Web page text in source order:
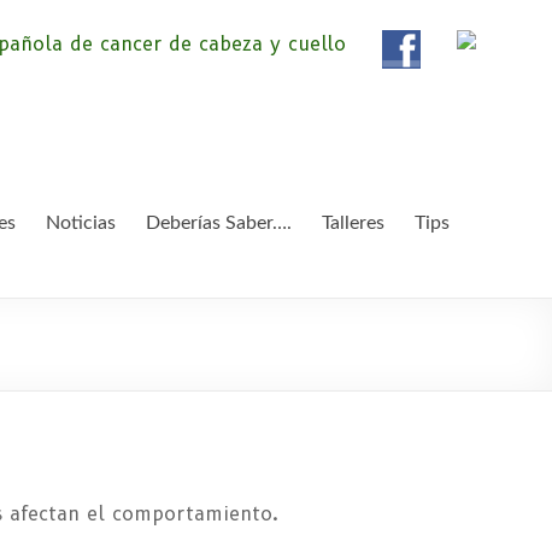
de Pacientes de
de Cáncer de Cabeza y cuello «APC», una
apoyar a pacientes y familiares.
Noticias Deberías Saber…. Talleres Tips
afectan el comportamiento.